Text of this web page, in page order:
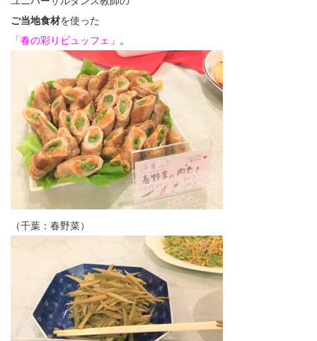
ご当地食材を使った
「春の彩りビュッフェ」
。
（千葉：春野菜）